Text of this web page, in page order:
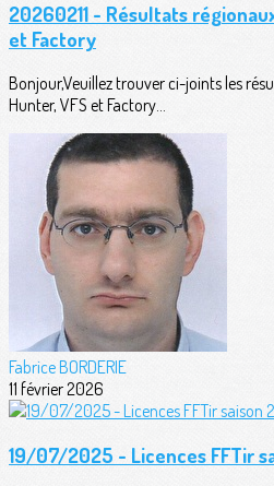
20260211 - Résultats
et Factory
Bonjour,Veuillez trouver ci-joints les
Hunter, VFS et Factory...
Fabrice BORDERIE
11 février 2026
19/07/2025 - Licences FFTir